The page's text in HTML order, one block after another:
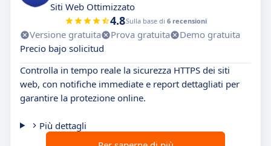
Siti Web Ottimizzato
4.8Sulla base di 6 recensioni
Versione gratuita Prova gratuita
Demo gratuita
Precio bajo solicitud
Controlla in tempo reale la sicurezza HTTPS dei siti
web, con notifiche immediate e report dettagliati per
garantire la protezione online.
Più dettagli